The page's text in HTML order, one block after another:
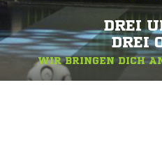
DREI
DREI
WIR BRINGEN DICH